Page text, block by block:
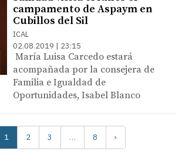
campamento de Aspaym en
Cubillos del Sil
ICAL
02.08.2019 | 23:15
María Luisa Carcedo estará
acompañada por la consejera de
Familia e Igualdad de
Oportunidades, Isabel Blanco
1 2 3 … 8 ›